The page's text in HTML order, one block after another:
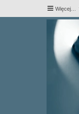
Więcej…